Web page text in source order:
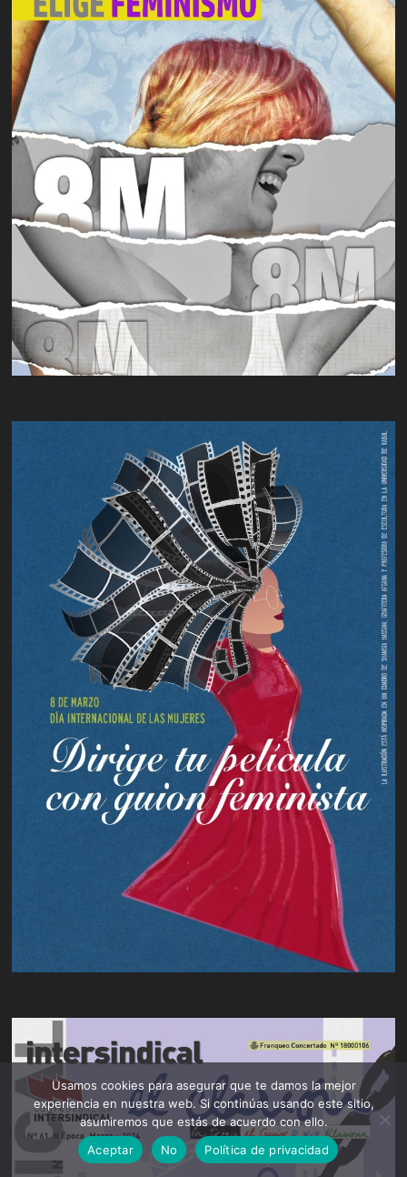
Usamos cookies para asegurar que te damos la mejor
experiencia en nuestra web. Si continúas usando este sitio,
asumiremos que estás de acuerdo con ello.
Aceptar
No Política de privacidad